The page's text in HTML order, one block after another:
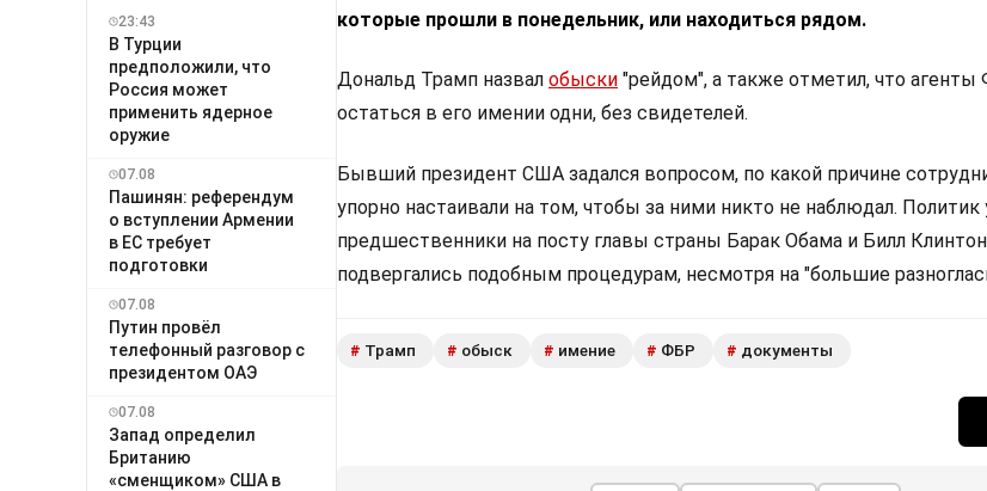
23:43
В Турции
предположили, что
Россия может
применить ядерное
оружие
07.08
Пашинян: референдум
о вступлении Армении
в ЕС требует
подготовки
07.08
Путин провёл
телефонный разговор с
президентом ОАЭ
07.08
Запад определил
Британию
«сменщиком» США в
которые прошли в понедельник, или находиться рядом.
Дональд Трамп назвал обыски "рейдом", а также отметил, что агенты
остаться в его имении одни, без свидетелей.
Бывший президент США задался вопросом, по какой причине
упорно настаивали на том, чтобы за ними никто не наблюдал. Политик
предшественники на посту главы страны Барак Обама и Билл
подвергались подобным процедурам, несмотря на "большие
# Трамп # обыск # имение # ФБР # документы